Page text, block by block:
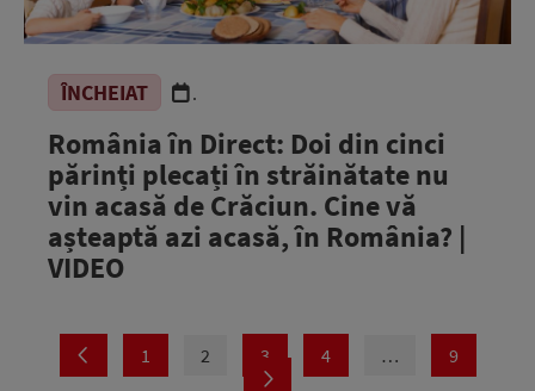
ÎNCHEIAT .
România în Direct: Doi din cinci
părinți plecați în străinătate nu
vin acasă de Crăciun. Cine vă
așteaptă azi acasă, în România? |
VIDEO
1 2 3 4 … 9